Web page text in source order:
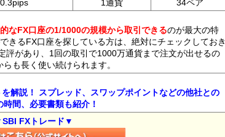
0.3pips 1通貨
34ペア
なFX口座の1/1000の規模から取引できるのが最大の特
きるFX口座を探している方は、絶対にチェックしておき
評があり、1回の取引で1000万通貨まで注文が出せるの
も長く使い続けられます。
解説！ スプレッド、スワップポイントなどの他社との
間、必要書類も紹介！
FXトレード▼